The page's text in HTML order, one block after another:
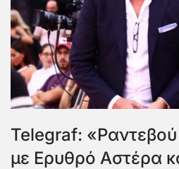
Telegraf:
με Ερυθρό Αστέρα